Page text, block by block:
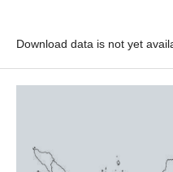
Download data is not yet